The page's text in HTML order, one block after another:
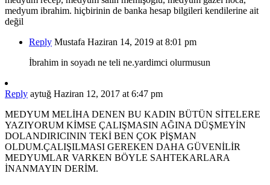
medyum ibrahim. hiçbirinin de banka hesap bilgileri kendilerine ait
değil
Reply Mustafa Haziran 14, 2019 at 8:01 pm
İbrahim in soyadı ne teli ne.yardimci olurmusun
Reply aytuğ Haziran 12, 2017 at 6:47 pm
MEDYUM MELİHA DENEN BU KADIN BÜTÜN SİTELERE
YAZIYORUM KİMSE ÇALIŞMASIN AĞINA DÜŞMEYİN
DOLANDIRICININ TEKİ BEN ÇOK PİŞMAN
OLDUM.ÇALIŞILMASI GEREKEN DAHA GÜVENİLİR
MEDYUMLAR VARKEN BÖYLE SAHTEKARLARA
İNANMAYIN DERİM.